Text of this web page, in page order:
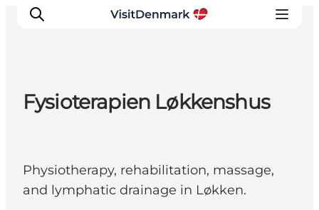
Cosa fare
Dove dormire
Pianifica il viaggio
Fysioterapien Løkkenshus
Physiotherapy, rehabilitation, massage,
and lymphatic drainage in Løkken.